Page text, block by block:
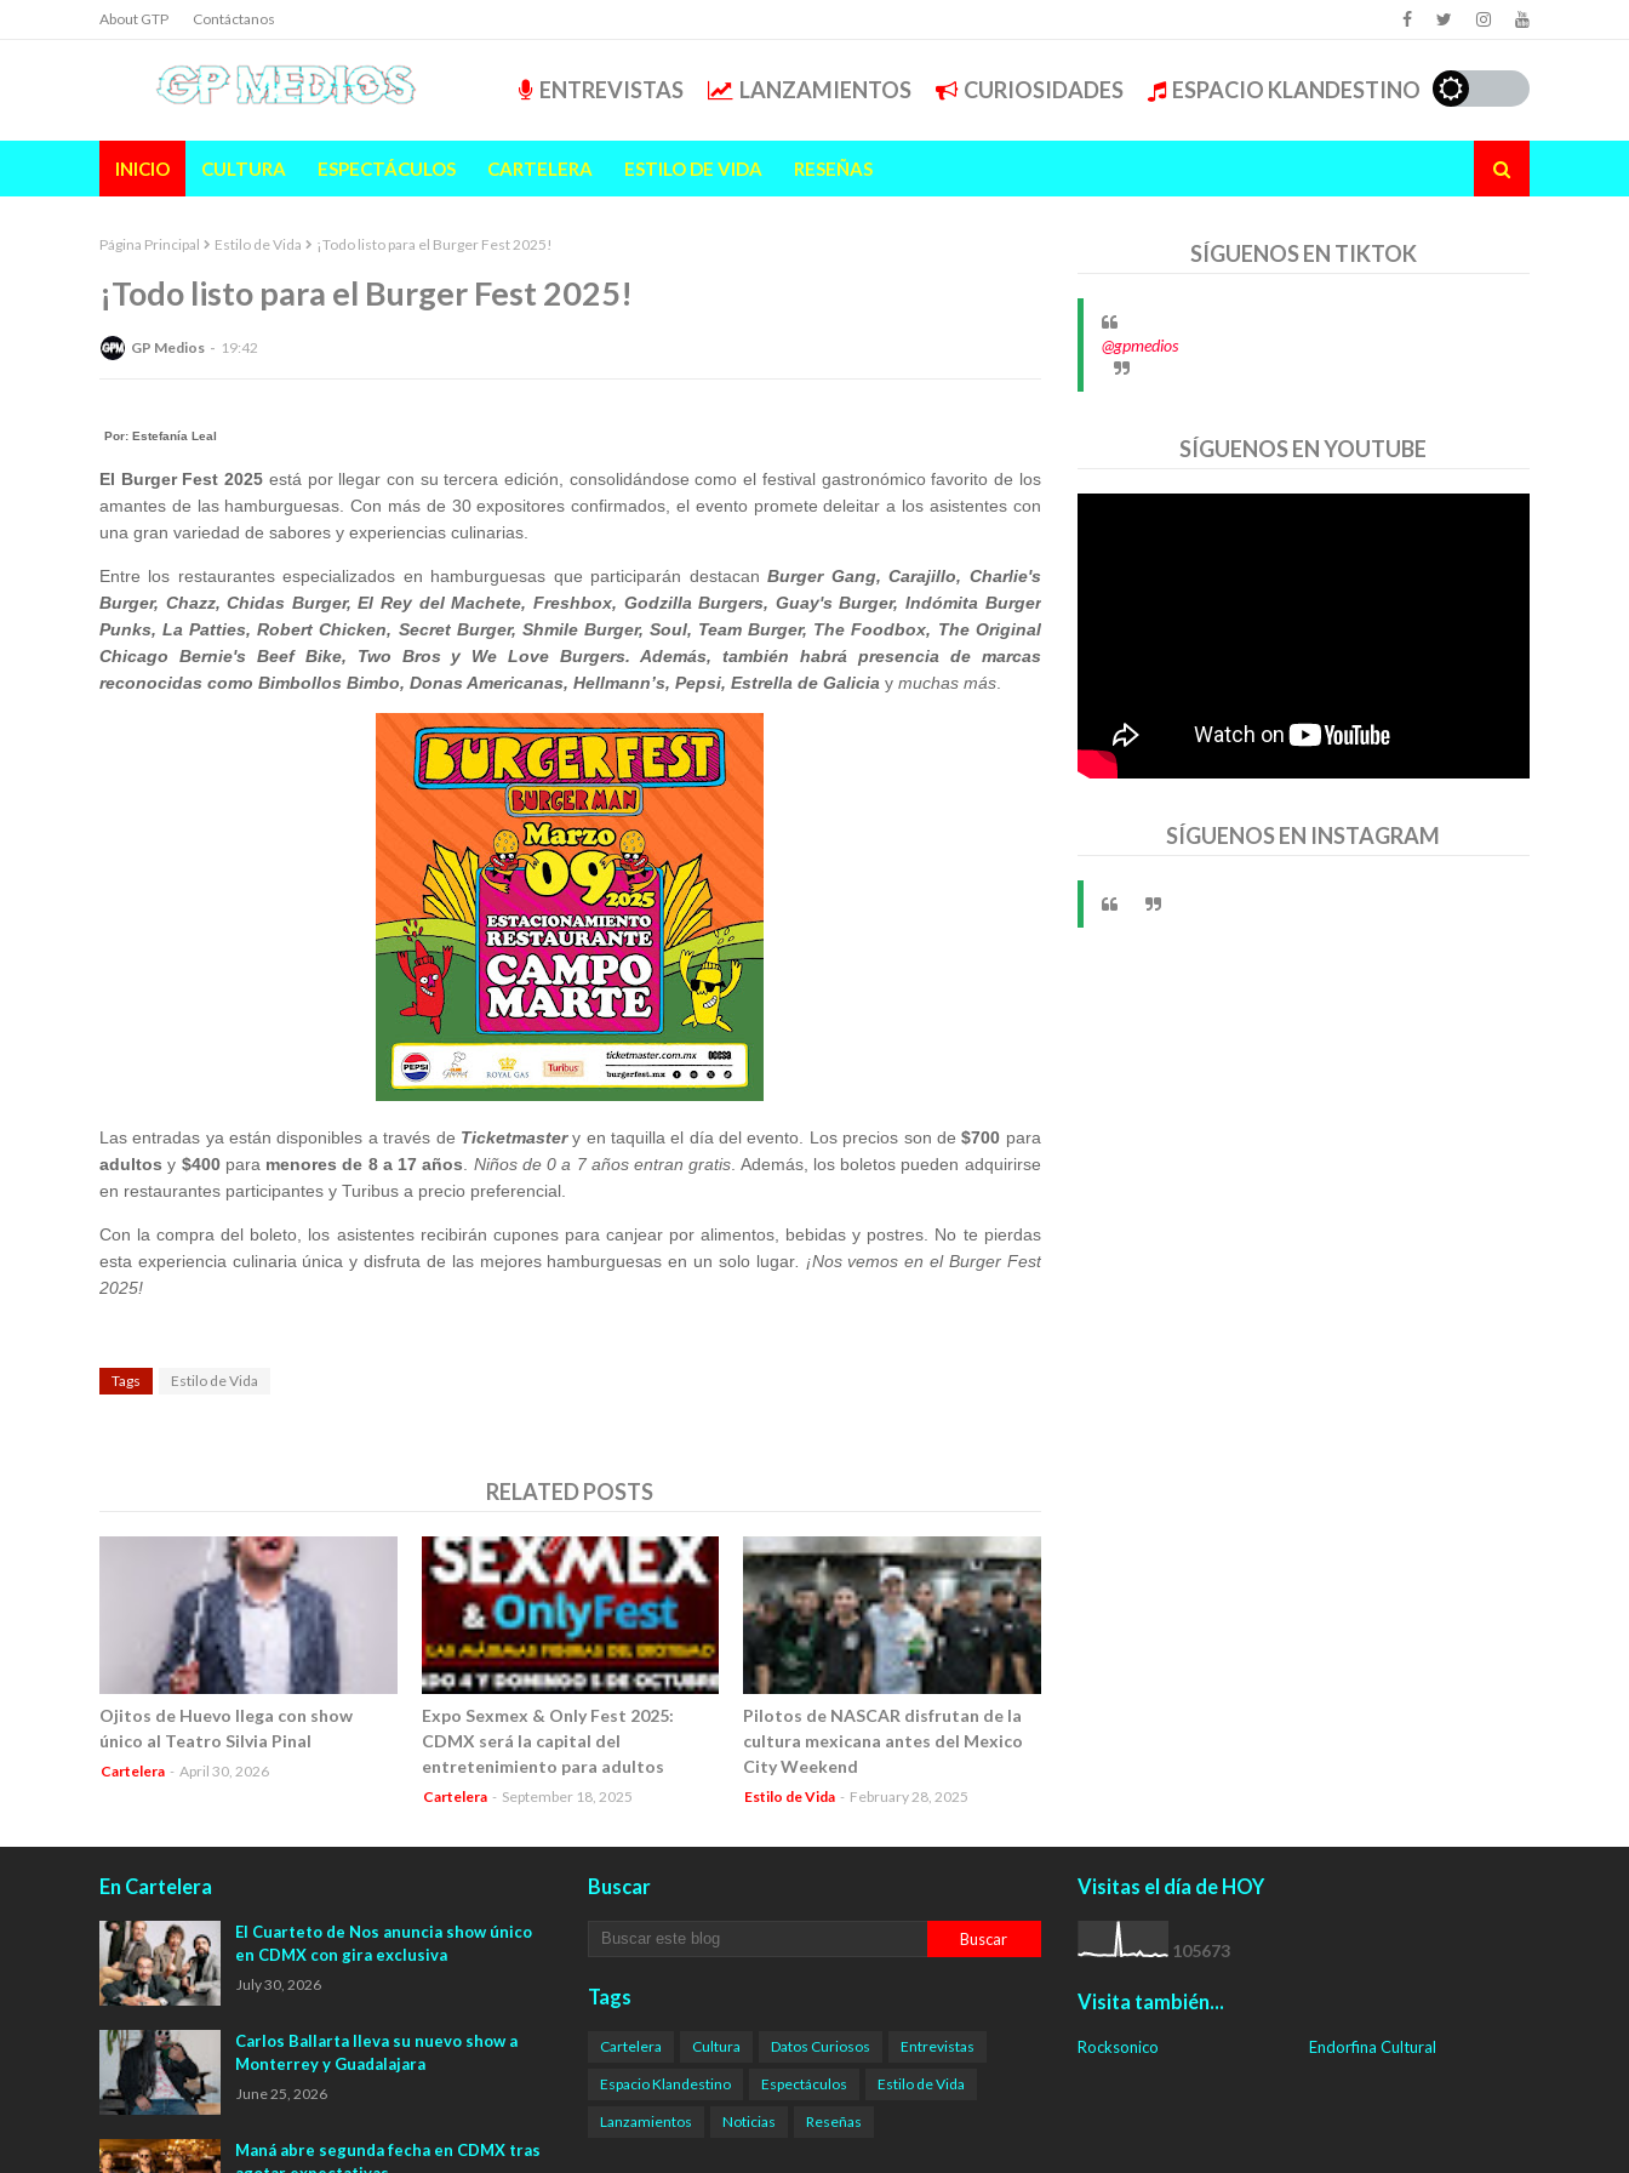
About GTP Contáctanos
ENTREVISTAS LANZAMIENTOS CURIOSIDADES ESPACIO KLANDESTINO
INICIO CULTURA ESPECTÁCULOS CARTELERA ESTILO DE VIDA RESEÑAS
Página Principal Estilo de Vida ¡Todo listo para el Burger Fest 2025!
¡Todo listo para el Burger Fest 2025!
GP Medios 19:42
Por: Estefanía Leal
El Burger Fest 2025 está por llegar con su tercera edición, consolidándose como el festival gastronómico favorito de los
amantes de las hamburguesas. Con más de 30 expositores confirmados, el evento promete deleitar a los asistentes con
una gran variedad de sabores y experiencias culinarias.
Entre los restaurantes especializados en hamburguesas que participarán destacanBurger Gang, Carajillo, Charlie's
Burger, Chazz, Chidas Burger, El Rey del Machete, Freshbox, Godzilla Burgers, Guay's Burger, Indómita Burger
Punks, La Patties, Robert Chicken, Secret Burger, Shmile Burger, Soul, Team Burger, The Foodbox, The Original
Chicago Bernie's Beef Bike, Two Bros y We Love Burgers. Además, también habrá presencia de marcas
reconocidas como Bimbollos Bimbo, Donas Americanas, Hellmann’s, Pepsi, Estrella de Galicia y muchas más.
Las entradas ya están disponibles a través de Ticketmastery en taquilla el día del evento. Los precios son de$700 para
adultosy $400para menores de 8 a 17 años. Niños de 0 a 7 años entran gratis. Además, los boletos pueden adquirirse
en restaurantes participantes y Turibus a precio preferencial.
Con la compra del boleto, los asistentes recibirán cupones para canjear por alimentos, bebidas y postres. No te pierdas
esta experiencia culinaria única y disfruta de las mejores hamburguesas en un solo lugar. ¡Nos vemos en el Burger Fest
2025!
Tags Estilo de Vida
RELATED POSTS
Ojitos de Huevo llega con show
único al Teatro Silvia Pinal
Cartelera - April 30, 2026
Expo Sexmex & Only Fest 2025:
CDMX será la capital del
entretenimiento para adultos
Cartelera - September 18, 2025
Pilotos de NASCAR disfrutan de la
cultura mexicana antes del Mexico
City Weekend
Estilo de Vida - February 28, 2025
SÍGUENOS EN TIKTOK
@gpmedios
SÍGUENOS EN YOUTUBE
SÍGUENOS EN INSTAGRAM
En Cartelera
El Cuarteto de Nos anuncia show único
en CDMX con gira exclusiva
July 30, 2026
Carlos Ballarta lleva su nuevo show a
Monterrey y Guadalajara
June 25, 2026
Maná abre segunda fecha en CDMX tras
Buscar
Tags
Cartelera Cultura Datos Curiosos Entrevistas
Espacio Klandestino Espectáculos Estilo de Vida
Lanzamientos Noticias Reseñas
Visitas el día de HOY
105673
Visita también...
Rocksonico Endorfina Cultural